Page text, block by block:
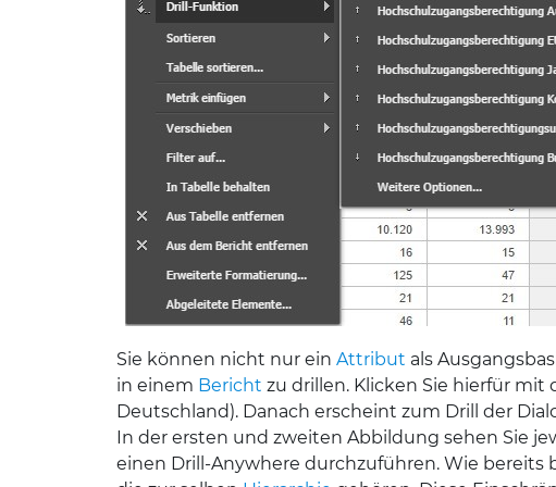
Sie können nicht nur einAttribut als
in einem Bericht zu drillen. Klicken Sie hierfür
Deutschland). Danach erscheint zum Drill der
In der ersten und zweiten Abbildung sehen Sie
einen Drill-Anywhere durchzuführen. Wie